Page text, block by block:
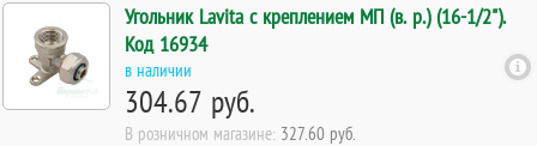
Угольник Lavita с креплением МП (в. р.) (16-1/2").
Код 16934
в наличии
304.67 руб.
В розничном магазине: 327.60 руб.